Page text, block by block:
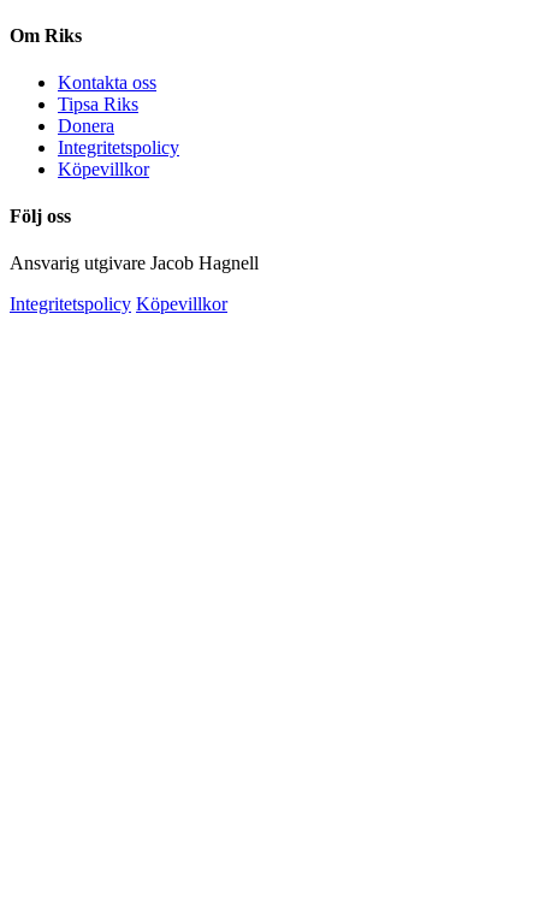
Om Riks
Kontakta oss
Tipsa Riks
Donera
Integritetspolicy
Köpevillkor
Följ oss
Ansvarig utgivare Jacob Hagnell
Integritetspolicy Köpevillkor